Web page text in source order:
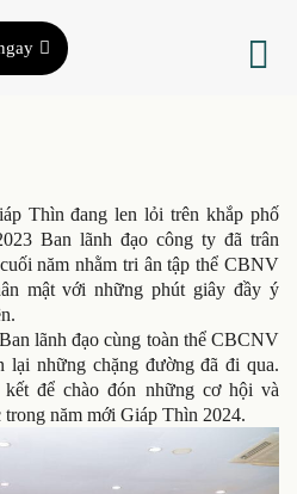
Thìn đang len lỏi trên khắp phố
Ban lãnh đạo công ty đã trân
năm nhằm tri ân tập thể CBNV
mật với những phút giây đầy ý
lãnh đạo cùng toàn thể CBCNV
lại những chặng đường đã đi qua.
để chào đón những cơ hội và
năm mới Giáp Thìn 2024.